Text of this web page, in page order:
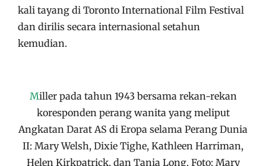
kali tayang di Toronto International Film Festival
dan dirilis secara internasional setahun
kemudian.
Miller pada tahun 1943 bersama rekan-rekan
koresponden perang wanita yang meliput
Angkatan Darat AS di Eropa selama Perang Dunia
II: Mary Welsh, Dixie Tighe, Kathleen Harriman,
Helen Kirkpatrick, dan Tania Long. Foto: Mary